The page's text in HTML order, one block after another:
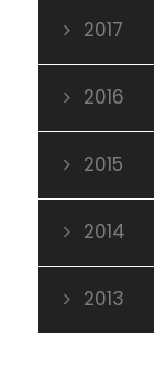
2017
2016
2015
2014
2013